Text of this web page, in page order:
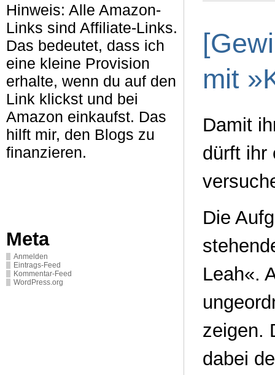
Hinweis: Alle Amazon-
Links sind Affiliate-Links.
Das bedeutet, dass ich
eine kleine Provision
erhalte, wenn du auf den
Link klickst und bei
Amazon einkaufst. Das
hilft mir, den Blogs zu
finanzieren.
Meta
Anmelden
Eintrags-Feed
Kommentar-Feed
WordPress.org
mit
Damit
dürft ihr
Die
Leah«.
zeigen.
dabei